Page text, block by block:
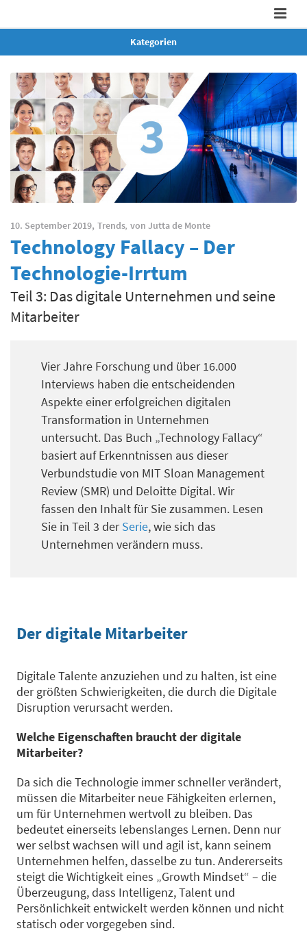
Kategorien
10. September 2019, Trends, von Jutta de Monte
Technology Fallacy – Der
Technologie-Irrtum
Teil 3: Das digitale Unternehmen und seine
Mitarbeiter
Vier Jahre Forschung und über 16.000
Interviews haben die entscheidenden
Aspekte einer erfolgreichen digitalen
Transformation in Unternehmen
untersucht. Das Buch „Technology Fallacy“
basiert auf Erkenntnissen aus dieser
Verbundstudie von MIT Sloan Management
Review (SMR) und Deloitte Digital. Wir
fassen den Inhalt für Sie zusammen. Lesen
Sie in Teil 3 derSerie, wie sich das
Unternehmen verändern muss.
Der digitale Mitarbeiter
Digitale Talente anzuziehen und zu halten, ist eine
der größten Schwierigkeiten, die durch die Digitale
Disruption verursacht werden.
Welche Eigenschaften braucht der digitale
Mitarbeiter?
Da sich die Technologie immer schneller verändert,
müssen die Mitarbeiter neue Fähigkeiten erlernen,
um für Unternehmen wertvoll zu bleiben. Das
bedeutet einerseits lebenslanges Lernen. Denn nur
wer selbst wachsen will und agil ist, kann seinem
Unternehmen helfen, dasselbe zu tun. Andererseits
steigt die Wichtigkeit eines „Growth Mindset“ – die
Überzeugung, dass Intelligenz, Talent und
Persönlichkeit entwickelt werden können und nicht
statisch oder vorgegeben sind.